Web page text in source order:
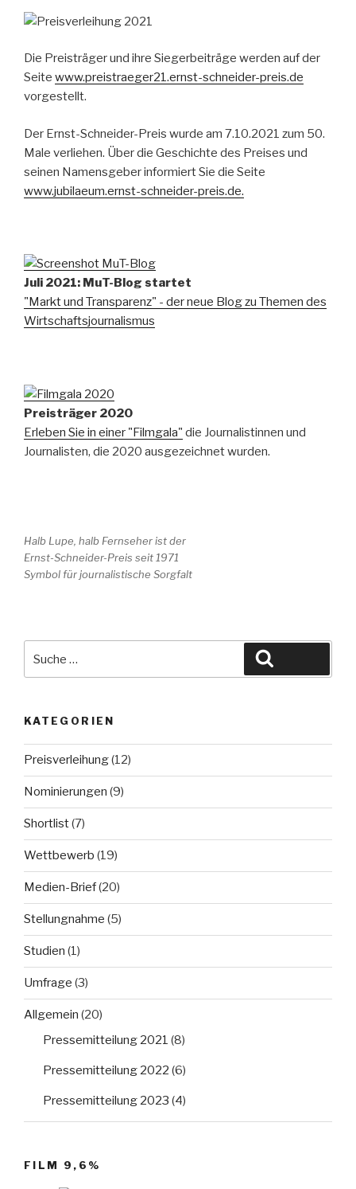
Die Preisträger und ihre Siegerbeiträge werden auf der
Seite www.preistraeger21.ernst-schneider-preis.de
vorgestellt.
Der Ernst-Schneider-Preis wurde am 7.10.2021 zum 50.
Male verliehen. Über die Geschichte des Preises und
seinen Namensgeber informiert Sie die Seite
www.jubilaeum.ernst-schneider-preis.de.
Juli 2021: MuT-Blog startet
"Markt und Transparenz" - der neue Blog zu Themen des
Wirtschaftsjournalismus
Preisträger 2020
Erleben Sie in einer "Filmgala" die Journalistinnen und
Journalisten, die 2020 ausgezeichnet wurden.
Halb Lupe, halb Fernseher ist der
Ernst-Schneider-Preis seit 1971
Symbol für journalistische Sorgfalt
KATEGORIEN
Preisverleihung(12)
Nominierungen (9)
Shortlist(7)
Wettbewerb (19)
Medien-Brief(20)
Stellungnahme (5)
Studien (1)
Umfrage (3)
Allgemein (20)
Pressemitteilung 2021 (8)
Pressemitteilung 2022 (6)
Pressemitteilung 2023 (4)
FILM 9,6%